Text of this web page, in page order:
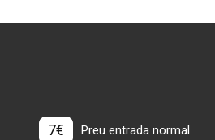
7€ Preu entrada normal